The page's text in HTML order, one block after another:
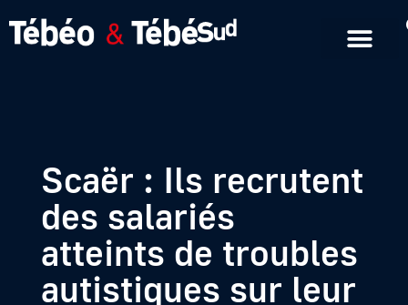
Scaër : Ils recrutent
des salariés
atteints de troubles
autistiques sur leur